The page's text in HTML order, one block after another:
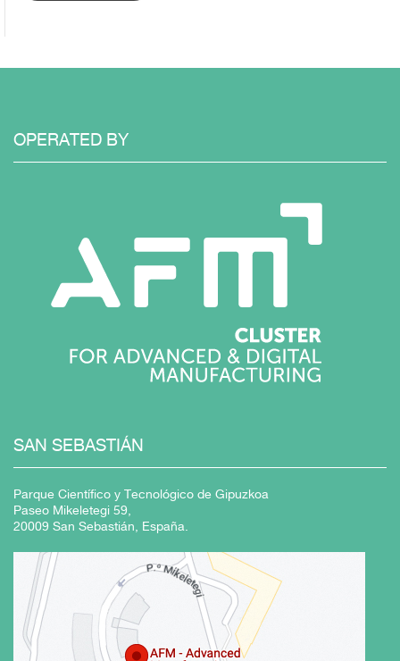
OPERATED BY
SAN SEBASTIÁN
Parque Científico y Tecnológico de Gipuzkoa
Paseo Mikeletegi 59,
20009 San Sebastián, España.